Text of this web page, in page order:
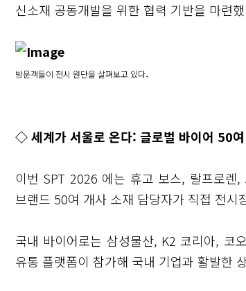
신소재 공동개발을 위한 협력 기반을 마련
방문객들이 전시 원단을 살펴보고 있다.
◇ 세계가 서울로 온다: 글로벌 바이어 50
이번 SPT 2026 에는 휴고 보스, 랄프로렌
브랜드 50여 개사 소재 담당자가 직접 전시
국내 바이어로는 삼성물산, K2 코리아, 코
유통 플랫폼이 참가해 국내 기업과 활발한